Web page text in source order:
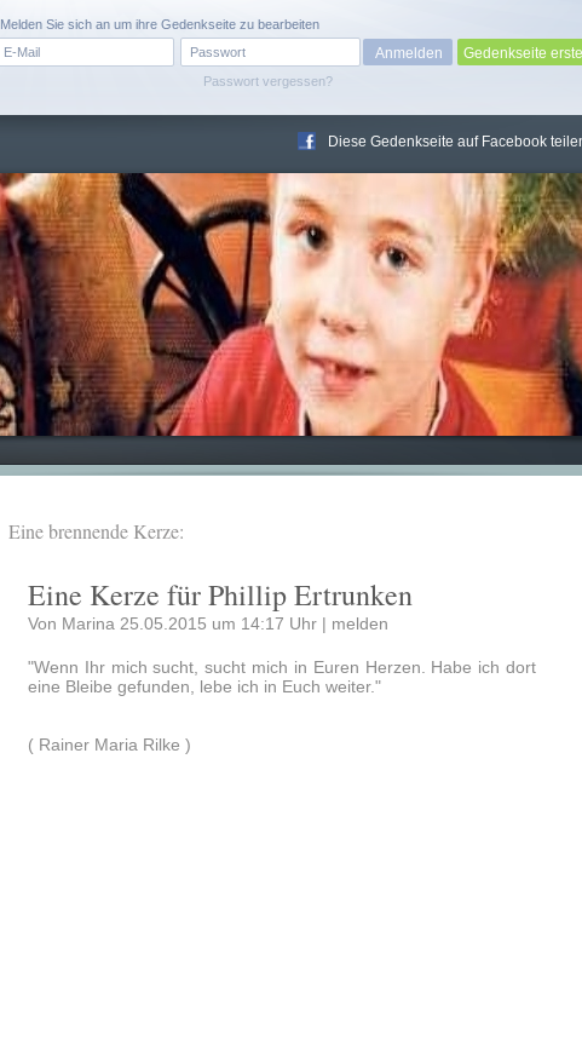
Passwort vergessen?
Melden Sie sich an um ihre Gedenkseite zu bearbeiten
Gedenkseite
Diese Gedenkseite auf Facebook
Eine brennende Kerze:
Eine Kerze für Phillip Ertrunken
Von Marina 25.05.2015 um 14:17 Uhr | melden
"Wenn Ihr mich sucht, sucht mich in Euren Herzen. Habe ich dort
eine Bleibe gefunden, lebe ich in Euch weiter."
( Rainer Maria Rilke )